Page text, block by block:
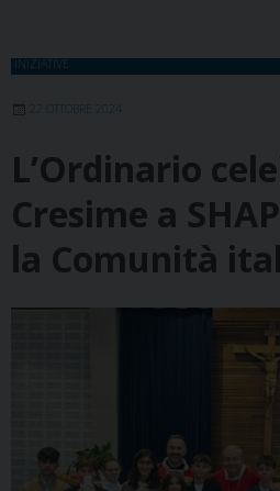
INIZIATIVE
22 OTTOBRE 2024
L’Ordinario
Cresime a
la Comunità